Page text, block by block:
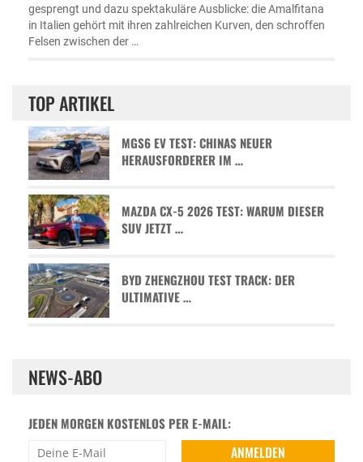
gesprengt und dazu spektakuläre Ausblicke: die Amalfitana
in Italien gehört mit ihren zahlreichen Kurven, den schroffen
Felsen zwischen der …
TOP ARTIKEL
MGS6 EV TEST: CHINAS NEUER
HERAUSFORDERER IM …
MAZDA CX-5 2026 TEST: WARUM DIESER
SUV JETZT …
BYD ZHENGZHOU TEST TRACK: DER
ULTIMATIVE …
NEWS-ABO
JEDEN MORGEN KOSTENLOS PER E-MAIL: